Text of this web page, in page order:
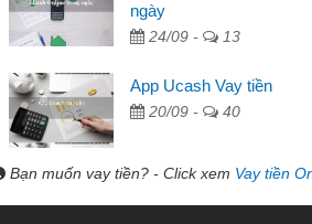
nhập
giải
Lâm Minh
Mất 2
cần có 2
được thôi.
ngày
24/09 - 13
App Ucash Vay tiền
20/09 - 40
Bạn muốn vay tiền? - Click xem Vay tiền